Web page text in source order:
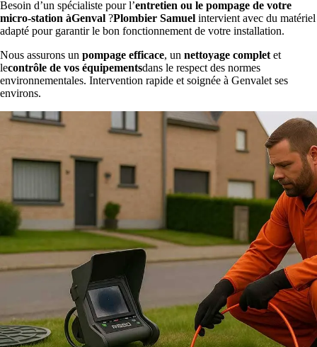
Besoin d’un spécialiste pour l’entretien ou le pompage de votre
micro-station àGenval ?Plombier Samuel intervient avec du matériel
adapté pour garantir le bon fonctionnement de votre installation.
Nous assurons un pompage efficace, un nettoyage complet et
lecontrôle de vos équipementsdans le respect des normes
environnementales. Intervention rapide et soignée à Genvalet ses
environs.